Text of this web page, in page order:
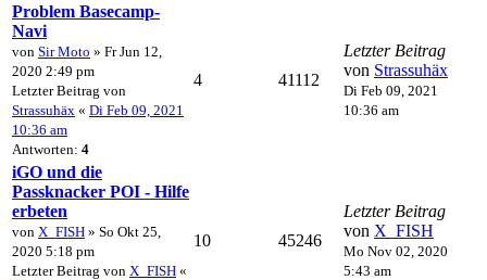
Problem Basecamp-
Navi
von Sir Moto » Fr Jun 12,
2020 2:49 pm
Letzter Beitrag von
Strassuhäx « Di Feb 09, 2021
10:36 am
Antworten: 4
4 41112
Letzter Beitrag
von Strassuhäx
Di Feb 09, 2021
10:36 am
iGO und die
Passknacker POI - Hilfe
erbeten
von X_FISH » So Okt 25,
2020 5:18 pm
Letzter Beitrag von X_FISH «
10 45246
Letzter Beitrag
von X_FISH
Mo Nov 02, 2020
5:43 am